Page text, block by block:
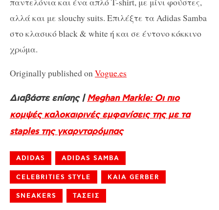
αλλά και με slouchy suits. Επιλέξτε τα Adidas Samba
στο κλασικό black & white ή και σε έντονο κόκκινο
χρώμα.
Originally published onVogue.es
Διαβάστε επίσης |Meghan Markle: Οι πιο
κομψές καλοκαιρινές εμφανίσεις της με τα
staples της γκαρνταρόμπας
ADIDAS ADIDAS SAMBA
CELEBRITIES STYLE KAIA GERBER
SNEAKERS ΤΑΣΕΙΣ